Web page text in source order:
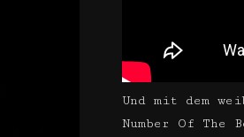
Und mit dem
Number Of The